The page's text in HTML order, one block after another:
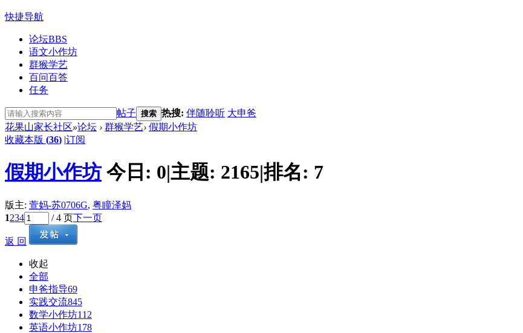
快捷导航
论坛BBS
语文小作坊
群猴学艺
百问百答
任务
帖子 搜索 热搜: 伴随聆听 大申爸
花果山家长社区»论坛 › 群猴学艺› 假期小作坊
收藏本版 (36) |订阅
假期小作坊 今日: 0|主题: 2165|排名: 7
版主: 萱妈-苏0706G, 粤瞳泽妈
1234 / 4 页下一页
返 回
收起
全部
申爸指导69
实践交流845
数学小作坊112
英语小作坊178